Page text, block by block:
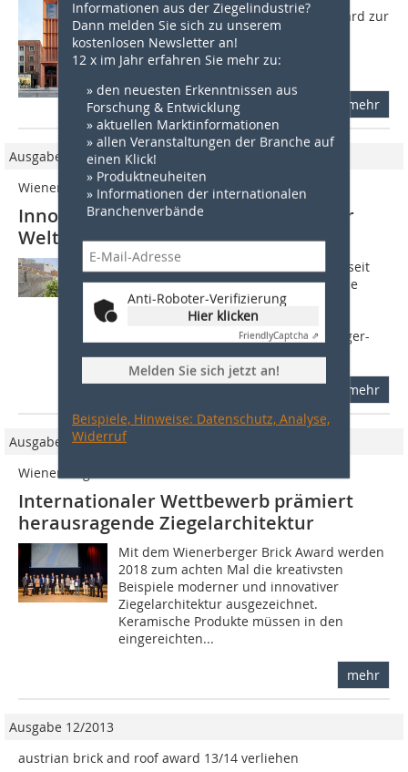
Informationen aus der Ziegelindustrie?
Dann melden Sie sich zu unserem
kostenlosen Newsletter an!
12 x im Jahr erfahren Sie mehr zu:
» den neuesten Erkenntnissen aus
Forschung & Entwicklung
» aktuellen Marktinformationen
» allen Veranstaltungen der Branche auf
einen Klick!
» Produktneuheiten
» Informationen der internationalen
Branchenverbände
Anti-Roboter-Verifizierung
Hier klicken
FriendlyCaptcha ⇗
Melden Sie sich jetzt an!
Beispiele, Hinweise: Datenschutz, Analyse,
Widerruf
veranstaltete internationale Brick Award zur
Förderung von Innovation und
herausragenden Leistungen in der
Ziegelarchitektur...
mehr
Ausgabe 5/2016
Wienerberger Brick Award 2016
Innovative Ziegelarchitektur aus aller
Welt ausgezeichnet
Der Wienerberger Brick Award bietet seit
2004 eine einzigartige Plattform für die
Auszeichnung herausragender
Ziegelarchitektur von internationaler
Qualität. Die Nutzung von Wienerberger-
Produkten...
mehr
Ausgabe 2/2017
Wienerberger Brick Award 2018
Internationaler Wettbewerb prämiert
herausragende Ziegelarchitektur
Mit dem Wienerberger Brick Award werden
2018 zum achten Mal die kreativsten
Beispiele moderner und innovativer
Ziegelarchitektur ausgezeichnet.
Keramische Produkte müssen in den
eingereichten...
mehr
Ausgabe 12/2013
austrian brick and roof award 13/14 verliehen